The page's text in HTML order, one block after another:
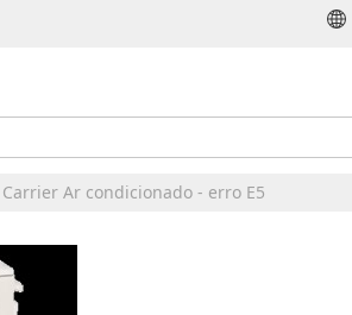
Carrier Ar condicionado - erro E5